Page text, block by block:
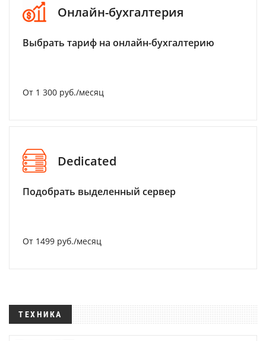
Онлайн-бухгалтерия
Выбрать тариф на онлайн-бухгалтерию
От 1 300 руб./месяц
Dedicated
Подобрать выделенный сервер
От 1499 руб./месяц
ТЕХНИКА